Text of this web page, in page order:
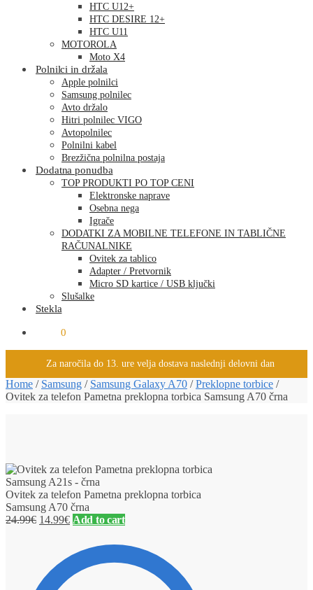
HTC U12+
HTC DESIRE 12+
HTC U11
MOTOROLA
Moto X4
Polnilci in držala
Apple polnilci
Samsung polnilec
Avto držalo
Hitri polnilec VIGO
Avtopolnilec
Polnilni kabel
Brezžična polnilna postaja
Dodatna ponudba
TOP PRODUKTI PO TOP CENI
Elektronske naprave
Osebna nega
Igrače
DODATKI ZA MOBILNE TELEFONE IN TABLIČNE
RAČUNALNIKE
Ovitek za tablico
Adapter / Pretvornik
Micro SD kartice / USB ključki
Slušalke
Stekla
0
Za naročila do 13. ure velja dostava naslednji delovni dan
Home / Samsung / Samsung Galaxy A70 /Preklopne torbice /
Ovitek za telefon Pametna preklopna torbica Samsung A70 črna
Ovitek za telefon Pametna preklopna torbica
Samsung A70 črna
24.99€ 14.99€ Add to cart